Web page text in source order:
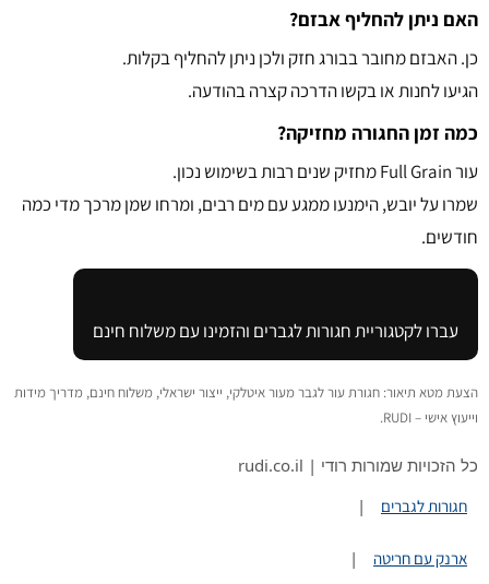
האם ניתן להחליף אבזם?
כן. האבזם מחובר בבורג חזק ולכן ניתן להחליף בקלות.
הגיעו לחנות או בקשו הדרכה קצרה בהודעה.
כמה זמן החגורה מחזיקה?
עור Full Grain מחזיק שנים רבות בשימוש נכון.
שמרו על יובש, הימנעו ממגע עם מים רבים, ומרחו שמן מרכך מדי כמה
חודשים.
עברו לקטגוריית חגורות לגברים והזמינו עם משלוח חינם
הצעת מטא תיאור: חגורת עור לגבר מעור איטלקי, ייצור ישראלי, משלוח חינם, מדריך מידות
וייעוץ אישי – RUDI.
כל הזכויות שמורות רודי | rudi.co.il
חגורות לגברים |
ארנק עם חריטה |